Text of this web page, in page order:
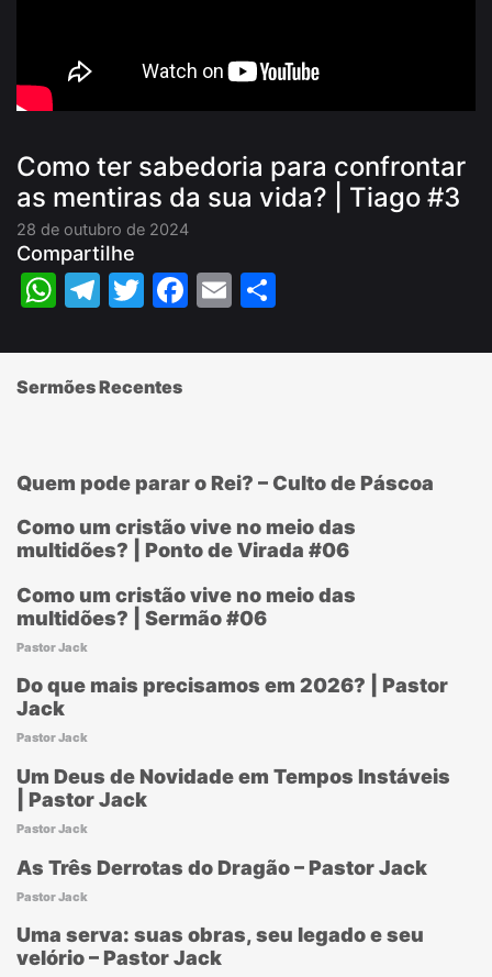
Como ter sabedoria para confrontar
as mentiras da sua vida? | Tiago #3
28 de outubro de 2024
Compartilhe
WhatsApp
Telegram
Twitter
Facebook
Email
Sermões Recentes
Quem pode parar o Rei? – Culto de Páscoa
Como um cristão vive no meio das
multidões? | Ponto de Virada #06
Como um cristão vive no meio das
multidões? | Sermão #06
Pastor Jack
Do que mais precisamos em 2026? | Pastor
Jack
Pastor Jack
Um Deus de Novidade em Tempos Instáveis
| Pastor Jack
Pastor Jack
As Três Derrotas do Dragão – Pastor Jack
Pastor Jack
Uma serva: suas obras, seu legado e seu
velório – Pastor Jack